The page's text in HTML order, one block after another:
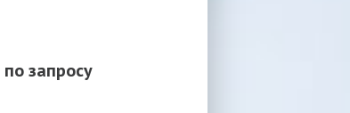
по запросу